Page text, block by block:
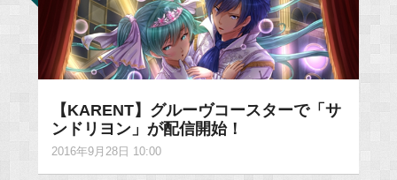
【KARENT】グルーヴコースターで「サ
ンドリヨン」が配信開始！
2016年9月28日 10:00